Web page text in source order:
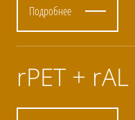
Подробнее
rPET + rAL